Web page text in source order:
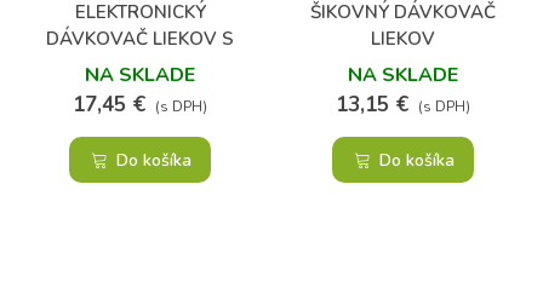
ELEKTRONICKÝ
DÁVKOVAČ LIEKOV S
ALARMOM
NA SKLADE
17,45 € (s DPH)
Do košíka
ŠIKOVNÝ DÁVKOVAČ
LIEKOV
NA SKLADE
13,15 € (s DPH)
Do košíka